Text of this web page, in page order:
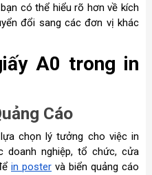
có thể hiểu rõ hơn về kích
đổi sang các đơn vị khác
A0 trong in
Cáo
chọn lý tưởng cho việc in
doanh nghiệp, tổ chức, cửa
in poster và biển quảng cáo